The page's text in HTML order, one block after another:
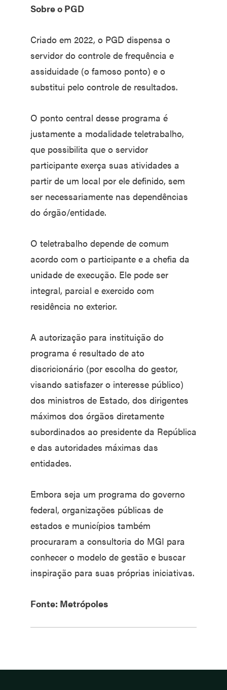
Sobre o PGD
Criado em 2022, o PGD dispensa o
servidor do controle de frequência e
assiduidade (o famoso ponto) e o
substitui pelo controle de resultados.
O ponto central desse programa é
justamente a modalidade teletrabalho,
que possibilita que o servidor
participante exerça suas atividades a
partir de um local por ele definido, sem
ser necessariamente nas dependências
do órgão/entidade.
O teletrabalho depende de comum
acordo com o participante e a chefia da
unidade de execução. Ele pode ser
integral, parcial e exercido com
residência no exterior.
A autorização para instituição do
programa é resultado de ato
discricionário (por escolha do gestor,
visando satisfazer o interesse público)
dos ministros de Estado, dos dirigentes
máximos dos órgãos diretamente
subordinados ao presidente da República
e das autoridades máximas das
entidades.
Embora seja um programa do governo
federal, organizações públicas de
estados e municípios também
procuraram a consultoria do MGI para
conhecer o modelo de gestão e buscar
inspiração para suas próprias iniciativas.
Fonte: Metrópoles